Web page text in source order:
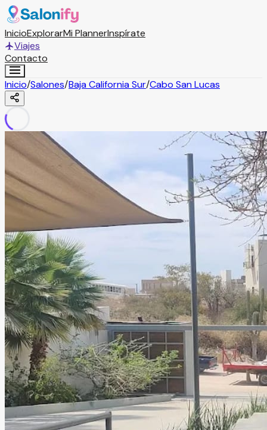
InicioExplorarMi PlannerInspírate
Viajes
Contacto
Inicio/Salones/Baja California Sur/Cabo San Lucas